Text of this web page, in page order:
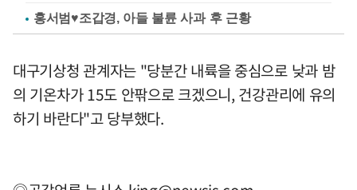
홍서범♥조갑경, 아들 불륜 사과 후 근황
대구기상청 관계자는 "당분간 내륙을 중심으로 낮과 밤
의 기온차가 15도 안팎으로 크겠으니, 건강관리에 유의
하기 바란다"고 당부했다.